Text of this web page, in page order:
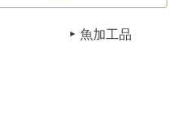
魚加工品